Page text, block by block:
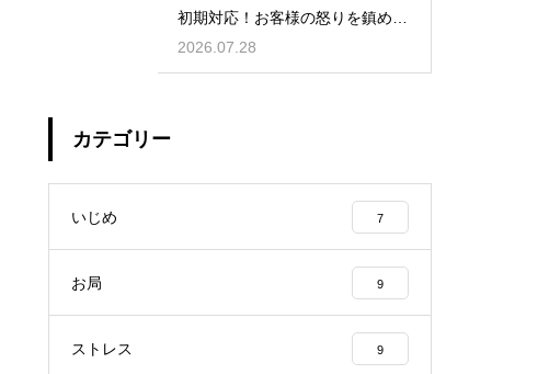
初期対応！お客様の怒りを鎮める
謝罪の形
2026.07.28
カテゴリー
いじめ 7
お局 9
ストレス 9